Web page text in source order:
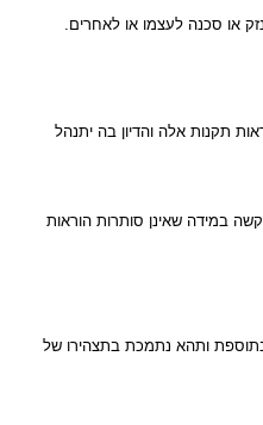
או סכנה לעצמו או לאחרים.
תקנות אלה והדיון בה יתנהל
במידה שאינן סותרות הוראות
תהא ערוכה לפי טופס 2 שבתוספת ותהא נתמכת בתצהירו של